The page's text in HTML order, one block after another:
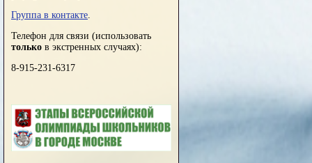
Группа в контакте.
Телефон для связи (использовать
только в экстренных случаях):
8-915-231-6317